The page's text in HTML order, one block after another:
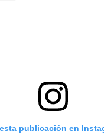
publicación en